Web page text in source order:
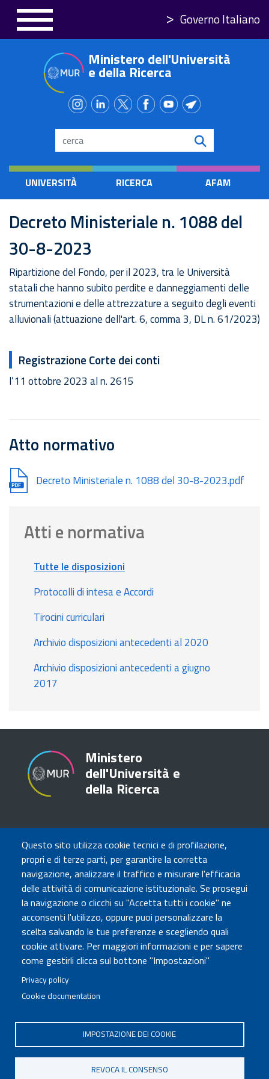
principale
Governo Italiano
Questo sito utilizza cookie tecnici e di profilazione,
propri e di terze parti, per garantire la corretta
navigazione, analizzare il traffico e misurare l'efficacia
delle attività di comunicazione istituzionale. Se prosegui
la navigazione o clicchi su "Accetta tutti i cookie" ne
acconsenti l'utilizzo, oppure puoi personalizzare la
scelta salvando le tue preferenze e scegliendo quali
cookie attivare. Per maggiori informazioni e per sapere
come gestirli clicca sul bottone "Impostazioni"
Privacy policy
Cookie documentation
IMPOSTAZIONE DEI COOKIE
REVOCA IL CONSENSO
Ministero dell'Università
e della Ricerca
Search
UNIVERSITÀ RICERCA AFAM
Decreto Ministeriale n. 1088 del
30-8-2023
Ripartizione del Fondo, per il 2023, tra le Università
statali che hanno subito perdite e danneggiamenti delle
strumentazioni e delle attrezzature a seguito degli eventi
alluvionali (attuazione dell'art. 6, comma 3, DL n. 61/2023)
Registrazione Corte dei conti
l’11 ottobre 2023 al n. 2615
Atto normativo
Document
Decreto Ministeriale n. 1088 del 30-8-2023.pdf
Atti e normativa
Tutte le disposizioni
Protocolli di intesa e Accordi
Tirocini curriculari
Archivio disposizioni antecedenti al 2020
Archivio disposizioni antecedenti a giugno
2017
Ministero
dell'Università e
della Ricerca
TRASPARENZA
Amministrazione Trasparente
Atti di notifica
Albo online
Concorsi
COMUNICA CON NOI
Urp
Posta elettronica certificata
Sedi e contatti
Governo Italiano
Tutti i diritti riservati © 2020
Mappa del sito